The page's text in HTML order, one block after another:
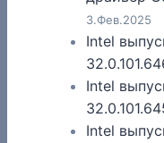
3.Фев.2025
Intel
Intel
Intel